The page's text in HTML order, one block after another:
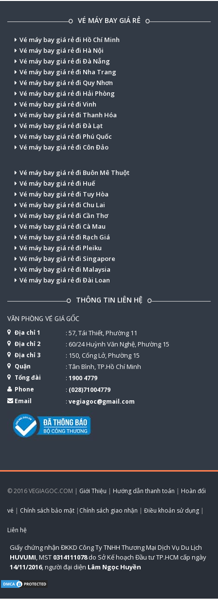
VÉ MÁY BAY GIÁ RẺ
Vé máy bay giá rẻ đi Hồ Chí Minh
Vé máy bay giá rẻ đi Hà Nội
Vé máy bay giá rẻ đi Đà Nẵng
Vé máy bay giá rẻ đi Nha Trang
Vé máy bay giá rẻ đi Quy Nhơn
Vé máy bay giá rẻ đi Hải Phòng
Vé máy bay giá rẻ đi Vinh
Vé máy bay giá rẻ đi Thanh Hóa
Vé máy bay giá rẻ đi Đà Lạt
Vé máy bay giá rẻ đi Phú Quốc
Vé máy bay giá rẻ đi Côn Đảo
Vé máy bay giá rẻ đi Buôn Mê Thuột
Vé máy bay giá rẻ đi Huế
Vé máy bay giá rẻ đi Tuy Hòa
Vé máy bay giá rẻ đi Chu Lai
Vé máy bay giá rẻ đi Cần Thơ
Vé máy bay giá rẻ đi Cà Mau
Vé máy bay giá rẻ đi Rạch Giá
Vé máy bay giá rẻ đi Pleiku
Vé máy bay giá rẻ đi Singapore
Vé máy bay giá rẻ đi Malaysia
Vé máy bay giá rẻ đi Đài Loan
THÔNG TIN LIÊN HỆ
VĂN PHÒNG VÉ GIÁ GỐC
Địa chỉ 1 : 57, Tái Thiết, Phường 11
Địa chỉ 2 : 60/24 Huỳnh Văn Nghệ, Phường 15
Địa chỉ 3 : 150, Cống Lở, Phường 15
Quận : Tân Bình, TP.Hồ Chí Minh
Tổng đài : 1900 4779
Phone
: (028)71004779
Email
: vegiagoc@gmail.com
© 2016 VEGIAGOC.COM | Giới Thiệu | Hướng dẫn thanh toán | Hoàn đổi
vé | Chính sách bảo mật | Chính sách giao nhận | Điều khoản sử dụng |
Liên hệ
Giấy chứng nhận ĐKKD Công Ty TNHH Thương Mại Dịch Vụ Du Lịch
HUVUMI , MST 0314111078do Sở Kế hoạch Đầu tư TP.HCM cấp ngày
14/11/2016, người đại diện Lâm Ngọc Huyền